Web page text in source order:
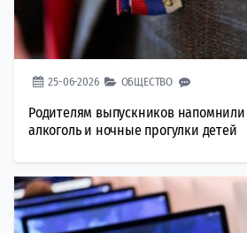
25-06-2026 ОБЩЕСТВО
Родителям выпускников
алкоголь и ночные прогулки детей